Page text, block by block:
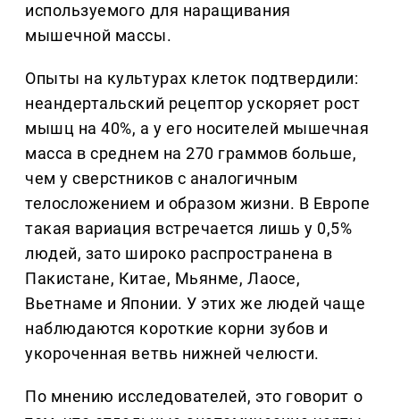
используемого для наращивания
мышечной массы.
Опыты на культурах клеток подтвердили:
неандертальский рецептор ускоряет рост
мышц на 40%, а у его носителей мышечная
масса в среднем на 270 граммов больше,
чем у сверстников с аналогичным
телосложением и образом жизни. В Европе
такая вариация встречается лишь у 0,5%
людей, зато широко распространена в
Пакистане, Китае, Мьянме, Лаосе,
Вьетнаме и Японии. У этих же людей чаще
наблюдаются короткие корни зубов и
укороченная ветвь нижней челюсти.
По мнению исследователей, это говорит о